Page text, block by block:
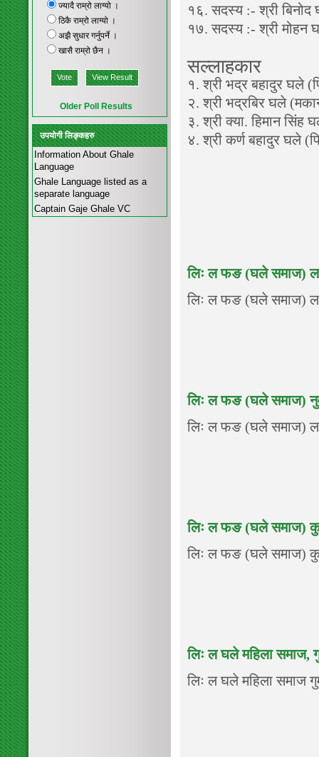
ज्यादै राम्रो लाग्यो ।
ठिकै राम्रो लाग्यो ।
अझै सुधार गर्नुपर्ने ।
खासै राम्रो छैन ।
Vote View Result
Older Poll Results
उपयोगी लिङ्कहरु
Information About Ghale
Language
Ghale Language listed as a
separate language
Captain Gaje Ghale VC
१६. सदस्य :- श्री
१७. सदस्य :- श्री मोहन
सल्लाहकार
१. श्री भद्र बहादुर घले
२. श्री भद्रबिर घले
३. श्री क्या. हिमान सिंह
४. श्री कर्ण बहादुर घले
लिः ल फङ (घले समाज)
लिः ल फङ (घले समाज)
लिः ल फङ (घले समाज)
लिः ल फङ (घले समाज)
लिः ल फङ (घले समाज)
लिः ल फङ (घले समाज)
लिः ल घले महिला समाज,
लिः ल घले महिला समाज